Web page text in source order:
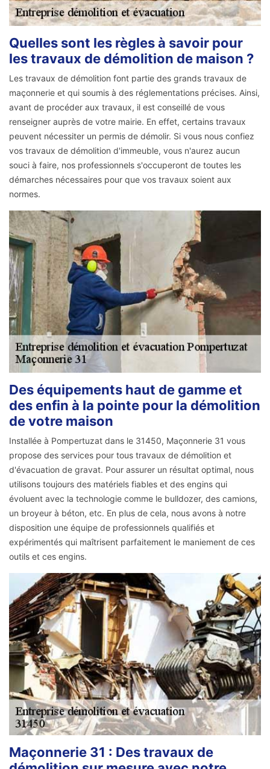
Quelles sont les règles à savoir pour
les travaux de démolition de maison ?
Les travaux de démolition font partie des grands travaux de
maçonnerie et qui soumis à des réglementations précises. Ainsi,
avant de procéder aux travaux, il est conseillé de vous
renseigner auprès de votre mairie. En effet, certains travaux
peuvent nécessiter un permis de démolir. Si vous nous confiez
vos travaux de démolition d'immeuble, vous n'aurez aucun
souci à faire, nos professionnels s'occuperont de toutes les
démarches nécessaires pour que vos travaux soient aux
normes.
Des équipements haut de gamme et
des enfin à la pointe pour la démolition
de votre maison
Installée à Pompertuzat dans le 31450, Maçonnerie 31 vous
propose des services pour tous travaux de démolition et
d'évacuation de gravat. Pour assurer un résultat optimal, nous
utilisons toujours des matériels fiables et des engins qui
évoluent avec la technologie comme le bulldozer, des camions,
un broyeur à béton, etc. En plus de cela, nous avons à notre
disposition une équipe de professionnels qualifiés et
expérimentés qui maîtrisent parfaitement le maniement de ces
outils et ces engins.
Maçonnerie 31 : Des travaux de